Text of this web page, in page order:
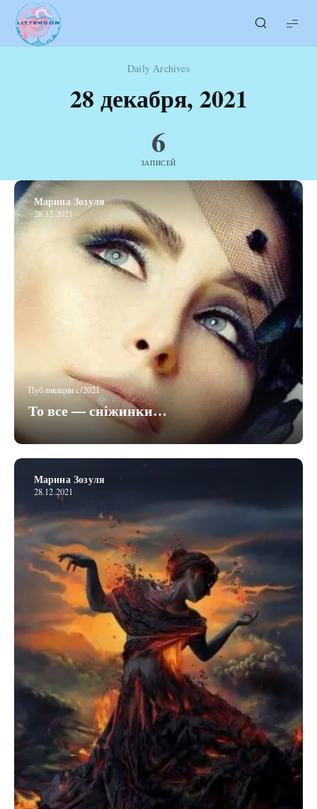
LITTERcon
Daily Archives
28 декабря, 2021
6
ЗАПИСЕЙ
Публикации c/2021
То все — сніжинки…
Марина Зозуля
28.12.2021
Марина Зозуля
28.12.2021